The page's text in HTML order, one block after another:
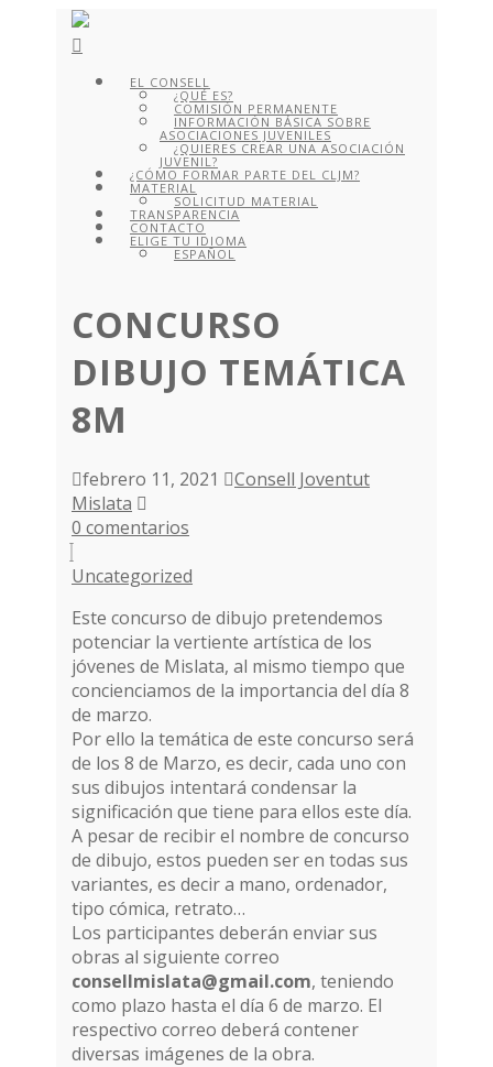
EL CONSELL
¿QUÉ ES?
COMISIÓN PERMANENTE
INFORMACIÓN BÁSICA SOBRE
ASOCIACIONES JUVENILES
¿QUIERES CREAR UNA ASOCIACIÓN
JUVENIL?
¿CÓMO FORMAR PARTE DEL CLJM?
MATERIAL
SOLICITUD MATERIAL
TRANSPARENCIA
CONTACTO
ELIGE TU IDIOMA
ESPAÑOL
CONCURSO
DIBUJO TEMÁTICA
8M
febrero 11, 2021
Consell Joventut
Mislata
0 comentarios
Uncategorized
Este concurso de dibujo pretendemos
potenciar la vertiente artística de los
jóvenes de Mislata, al mismo tiempo que
concienciamos de la importancia del día 8
de marzo.
Por ello la temática de este concurso será
de los 8 de Marzo, es decir, cada uno con
sus dibujos intentará condensar la
significación que tiene para ellos este día.
A pesar de recibir el nombre de concurso
de dibujo, estos pueden ser en todas sus
variantes, es decir a mano, ordenador,
tipo cómica, retrato…
Los participantes deberán enviar sus
obras al siguiente correo
consellmislata@gmail.com, teniendo
como plazo hasta el día 6 de marzo. El
respectivo correo deberá contener
diversas imágenes de la obra.